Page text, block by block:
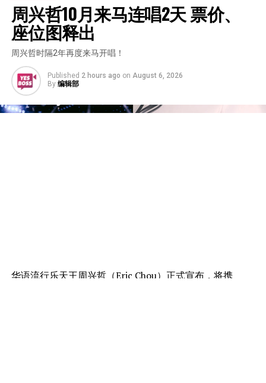
周兴哲10月来马连唱2天 票价、
座位图释出
周兴哲时隔2年再度来马开唱！
Published 2 hours ago on August 6, 2026
By 编辑部
华语流行乐天王周兴哲（Eric Chou）正式宣布，将携